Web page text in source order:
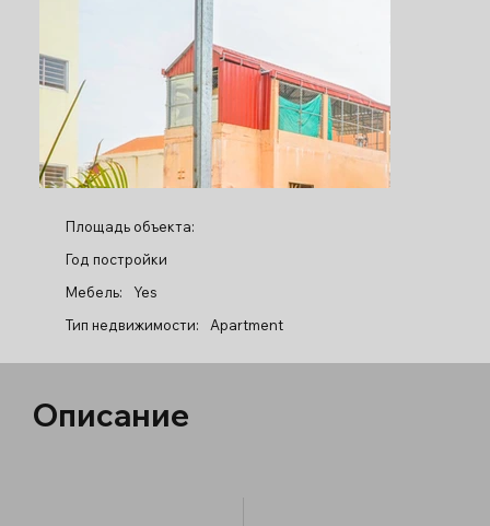
Площадь объекта:
Год постройки
Мебель:
Yes
Тип недвижимости:
Apartment
Описание